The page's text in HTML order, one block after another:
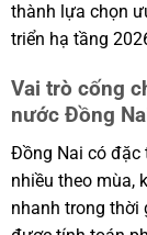
thành lựa chọn
triển hạ tầng
Vai trò cống
nước Đồng
Đồng Nai có đặc
nhiều theo mùa,
nhanh trong thời